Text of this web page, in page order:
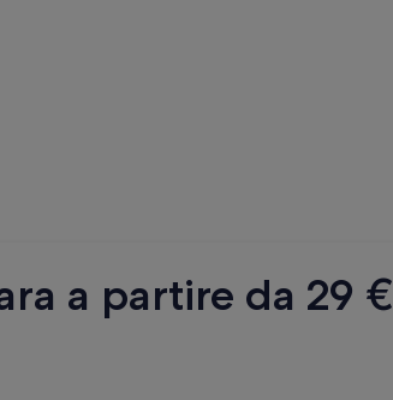
a partire da 29 €